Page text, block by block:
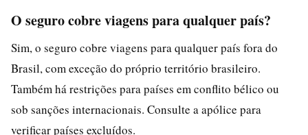
O seguro cobre viagens para qualquer país?
Sim, o seguro cobre viagens para qualquer país fora do
Brasil, com exceção do próprio território brasileiro.
Também há restrições para países em conflito bélico ou
sob sanções internacionais. Consulte a apólice para
verificar países excluídos.